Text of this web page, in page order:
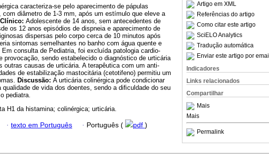
Artigo em XML
Referências do artigo
Como citar este artigo
SciELO Analytics
Tradução automática
Enviar este artigo por email
Indicadores
Links relacionados
Compartilhar
Mais
Mais
Permalink
caracteriza-se pelo aparecimento de pápulas
com diâmetro de 1-3 mm, após um estímulo que eleve a
Adolescente de 14 anos, sem antecedentes de
os 12 anos episódios de dispneia e aparecimento de
dispersas pelo corpo cerca de 10 minutos após
sintomas semelhantes no banho com água quente e
consulta de Pediatria, foi excluída patologia cardio-
provocação, sendo estabelecido o diagnóstico de urticária
outras causas de urticária. A terapêutica com um anti-
de estabilização mastocitária (cetotifeno) permitiu um
Discussão: A urticária colinérgica pode condicionar
de vida dos doentes, sendo a diﬁculdade do seu
pediatra.
H1 da histamina; colinérgica; urticária.
· texto em Português · Português ( pdf )